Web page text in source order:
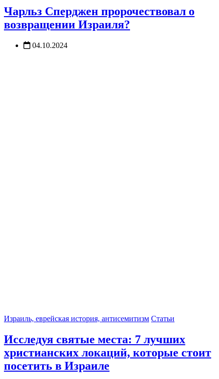
Чарльз Сперджен пророчествовал о
возвращении Израиля?
04.10.2024
Израиль, еврейская история, антисемитизм Статьи
Исследуя святые места: 7 лучших
христианских локаций, которые стоит
посетить в Израиле